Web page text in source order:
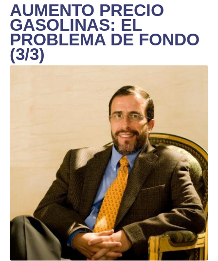
AUMENTO PRECIO
GASOLINAS: EL
PROBLEMA DE FONDO
(3/3)